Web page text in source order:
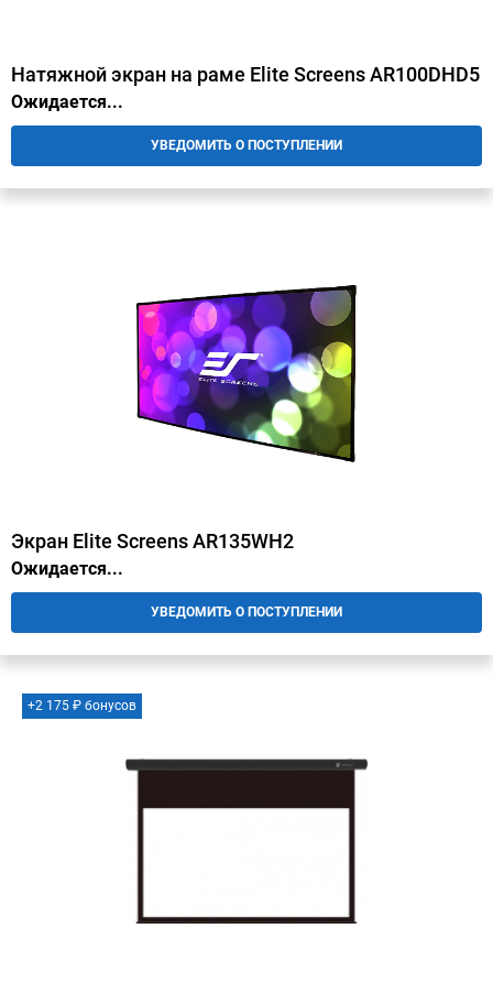
Натяжной экран на раме Elite Screens AR100DHD5
Ожидается...
УВЕДОМИТЬ О ПОСТУПЛЕНИИ
Экран Elite Screens AR135WH2
Ожидается...
УВЕДОМИТЬ О ПОСТУПЛЕНИИ
+2 175 ₽ бонусов